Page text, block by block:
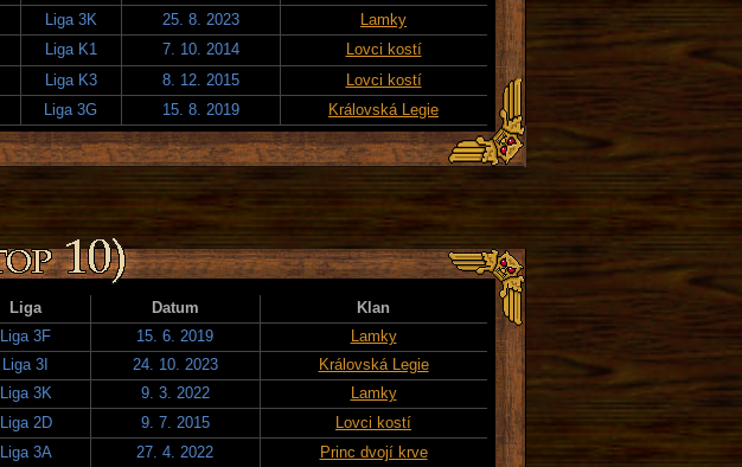
Liga 3K 25. 8. 2023
Lamky
Liga K1 7. 10. 2014
Lovci kostí
Liga K3 8. 12. 2015
Lovci kostí
Liga 3G 15. 8. 2019 Královská Legie
Liga Datum
Klan
Liga 3F 15. 6. 2019
Lamky
Liga 3I 24. 10. 2023
Královská Legie
Liga 3K 9. 3. 2022
Lamky
Liga 2D 9. 7. 2015
Lovci kostí
Liga 3A 27. 4. 2022
Princ dvojí krve